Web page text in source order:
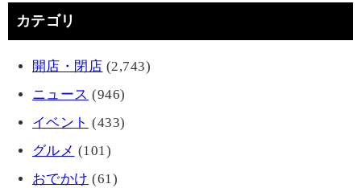
カテゴリ
開店・閉店 (2,743)
ニュース (946)
イベント (433)
グルメ (101)
おでかけ (61)